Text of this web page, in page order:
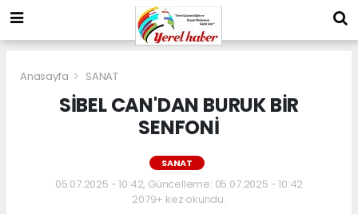
Anasayfa SANAT
SİBEL CAN'DAN BURUK BİR
SENFONİ
SANAT
05.07.2025 - 10:42, Güncelleme: 05.07.2025 - 10:42
2079+ kez okundu.